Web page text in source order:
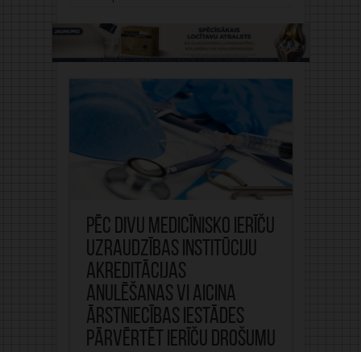
Pēc divu medicīnisko ierīču
uzraudzības institūciju
akreditācijas
anulēšanas VI aicina
ārstniecības iestādes
pārvērtēt ierīču drošumu